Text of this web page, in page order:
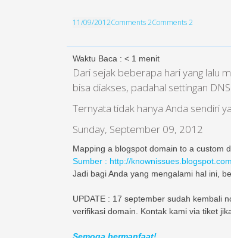
11/09/2012Comments 2Comments 2
Waktu Baca : < 1 menit
Dari sejak beberapa hari yang lalu
bisa diakses, padahal settingan
Ternyata tidak hanya Anda sendiri
Sunday, September 09, 2012
Mapping a blogspot domain to a custom
Sumber : http://
Jadi bagi Anda yang mengalami hal ini,
UPDATE : 17 september sudah kembali
verifikasi domain. Kontak kami via tiket